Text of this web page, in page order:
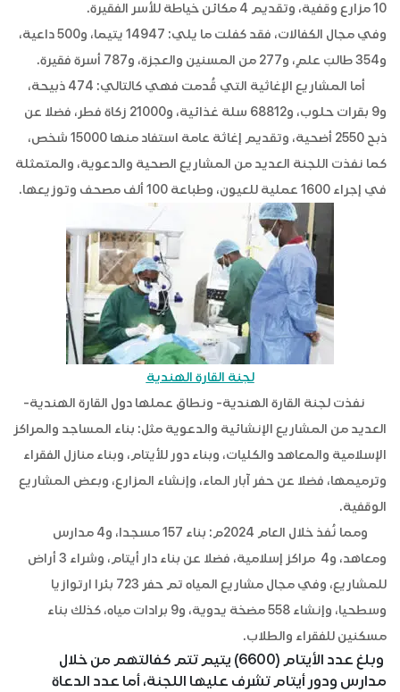
10 مزارع وقفية، وتقديم 4 مكائن خياطة للأسر الفقيرة.
وفي مجال الكفالات، فقد كفلت ما يلي: 14947 يتيما، و500 داعية،
و354 طالبَ علمٍ، و277 من المسنين والعجزة، و787 أسرة فقيرة.
أما المشاريع الإغاثية التي قُدمت فهي كالتالي: 474 ذبيحة،
و9 بقرات حلوب، و68812 سلة غذائية، و21000 زكاة فطر، فضلا عن
ذبح 2550 أضحية، وتقديم إغاثة عامة استفاد منها 15000 شخص،
كما نفذت اللجنة العديد من المشاريع الصحية والدعوية، والمتمثلة
في إجراء 1600 عملية للعيون، وطباعة 100 ألف مصحف وتوزيعها.
لجنة القارة الهندية
نفذت لجنة القارة الهندية- ونطاق عملها دول القارة الهندية-
العديد من المشاريع الإنشائية والدعوية مثل: بناء المساجد والمراكز
الإسلامية والمعاهد والكليات، وبناء دور للأيتام، وبناء منازل الفقراء
وترميمها، فضلا عن حفر آبار الماء، وإنشاء المزارع، وبعض المشاريع
الوقفية.
ومما نُفذ خلال العام 2024م: بناء 157 مسجدا، و4 مدارس
ومعاهد، و4 مراكز إسلامية، فضلا عن بناء دار أيتام، وشراء 3 أراض
للمشاريع، وفي مجال مشاريع المياه تم حفر 723 بئرا ارتوازيا
وسطحيا، وإنشاء 558 مضخة يدوية، و9 برادات مياه، كذلك بناء
مسكنين للفقراء والطلاب.
وبلغ عدد الأيتام (6600) يتيم تتم كفالتهم من خلال
مدارس ودور أيتام تشرف عليها اللجنة، أما عدد الدعاة